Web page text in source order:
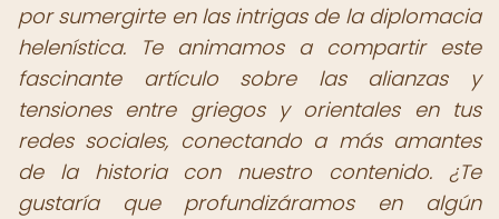
por sumergirte en las intrigas de la diplomacia
helenística. Te animamos a compartir este
fascinante artículo sobre las alianzas y
tensiones entre griegos y orientales en tus
redes sociales, conectando a más amantes
de la historia con nuestro contenido. ¿Te
gustaría que profundizáramos en algún